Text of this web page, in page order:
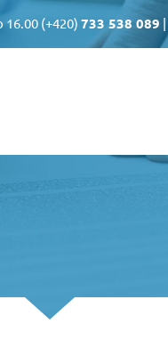
16.00 (+420) 733 538 089